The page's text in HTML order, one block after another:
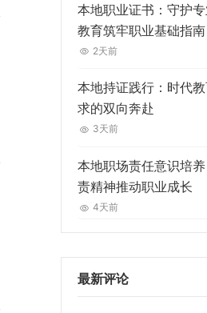
本地职业证书：守护专
教育筑牢职业基础指南
2天前
本地持证践行：时代
求的双向奔赴
3天前
本地职场责任意识培
责精神推动职业成长
4天前
最新评论